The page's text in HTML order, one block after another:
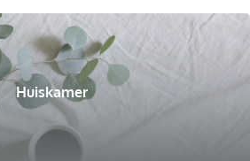
Huiskamer